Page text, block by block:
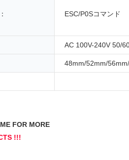
ESC/P0Sコマンド
AC 100V-240V 50/
48mm/52mm/